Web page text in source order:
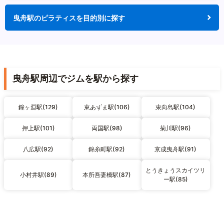
曳舟駅のピラティスを目的別に探す
曳舟駅周辺でジムを駅から探す
鐘ヶ淵駅(129) 東あずま駅(106) 東向島駅(104)
押上駅(101) 両国駅(98) 菊川駅(96)
八広駅(92) 錦糸町駅(92) 京成曳舟駅(91)
小村井駅(89) 本所吾妻橋駅(87)
とうきょうスカイツリ
ー駅(85)